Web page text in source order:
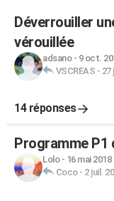
Déverrouiller
vérouillée
adsano- 9 oct.
VSCREAS - 27
14 réponses
Programme P1
Lolo- 16 mai 2018
Coco- 2 juil.